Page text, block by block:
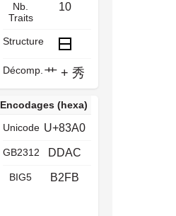
Nb.
Traits
10
Structure
Décomp. 艹 + 秀
Encodages (hexa)
Unicode U+83A0
GB2312 DDAC
BIG5 B2FB